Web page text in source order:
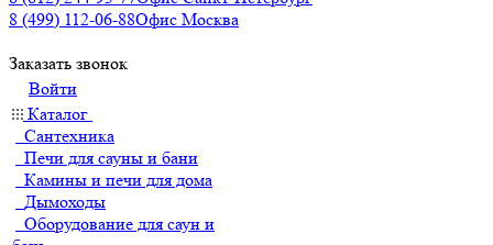
8 (499) 112-06-88Офис Москва
Заказать звонок
Войти
Каталог
Сантехника
Печи для сауны и бани
Камины и печи для дома
Дымоходы
Оборудование для саун и